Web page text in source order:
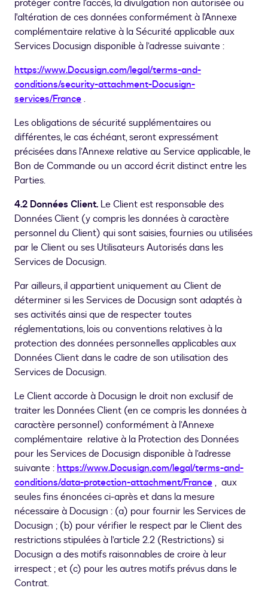
protéger contre l'accès, la divulgation non autorisée ou
l'altération de ces données conformément à l'Annexe
complémentaire relative à la Sécurité applicable aux
Services Docusign disponible à l’adresse suivante :
https://www.Docusign.com/legal/terms-and-
conditions/security-attachment-Docusign-
services/France.
Les obligations de sécurité supplémentaires ou
différentes, le cas échéant, seront expressément
précisées dans l’Annexe relative au Service applicable, le
Bon de Commande ou un accord écrit distinct entre les
Parties.
4.2 Données Client. Le Client est responsable des
Données Client (y compris les données à caractère
personnel du Client) qui sont saisies, fournies ou utilisées
par le Client ou ses Utilisateurs Autorisés dans les
Services de Docusign.
Par ailleurs, il appartient uniquement au Client de
déterminer si les Services de Docusign sont adaptés à
ses activités ainsi que de respecter toutes
réglementations, lois ou conventions relatives à la
protection des données personnelles applicables aux
Données Client dans le cadre de son utilisation des
Services de Docusign.
Le Client accorde à Docusign le droit non exclusif de
traiter les Données Client (en ce compris les données à
caractère personnel) conformément à l’Annexe
complémentaire relative à la Protection des Données
pour les Services de Docusign disponible à l’adresse
suivante : https://www.Docusign.com/legal/terms-and-
conditions/data-protection-attachment/France, aux
seules fins énoncées ci-après et dans la mesure
nécessaire à Docusign : (a) pour fournir les Services de
Docusign ; (b) pour vérifier le respect par le Client des
restrictions stipulées à l’article 2.2 (Restrictions) si
Docusign a des motifs raisonnables de croire à leur
irrespect ; et (c) pour les autres motifs prévus dans le
Contrat.